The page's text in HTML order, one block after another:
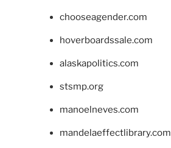
chooseagender.com
hoverboardssale.com
alaskapolitics.com
stsmp.org
manoelneves.com
mandelaeffectlibrary.com